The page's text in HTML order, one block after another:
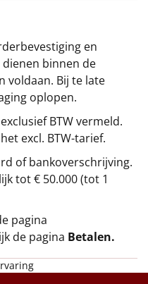
en
binnen de
voldaan. Bij te late
oplopen.
BTW vermeld.
excl. BTW-tarief.
of bankoverschrijving.
tot € 50.000 (tot 1
pagina
de pagina Betalen.